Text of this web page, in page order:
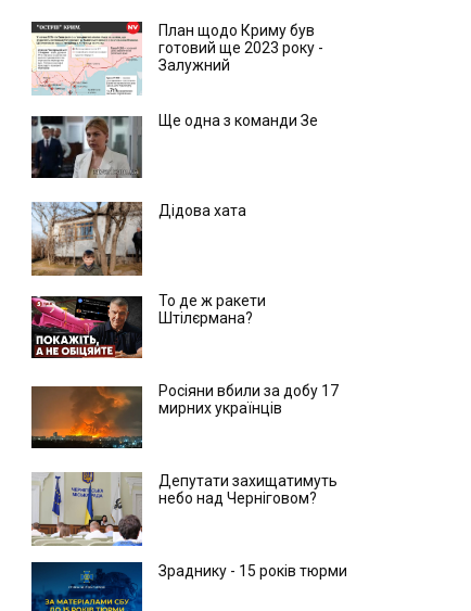
План щодо Криму був
готовий ще 2023 року -
Залужний
Ще одна з команди Зе
Дідова хата
То де ж ракети
Штілєрмана?
Росіяни вбили за добу 17
мирних українців
Депутати захищатимуть
небо над Черніговом?
Зраднику - 15 років тюрми